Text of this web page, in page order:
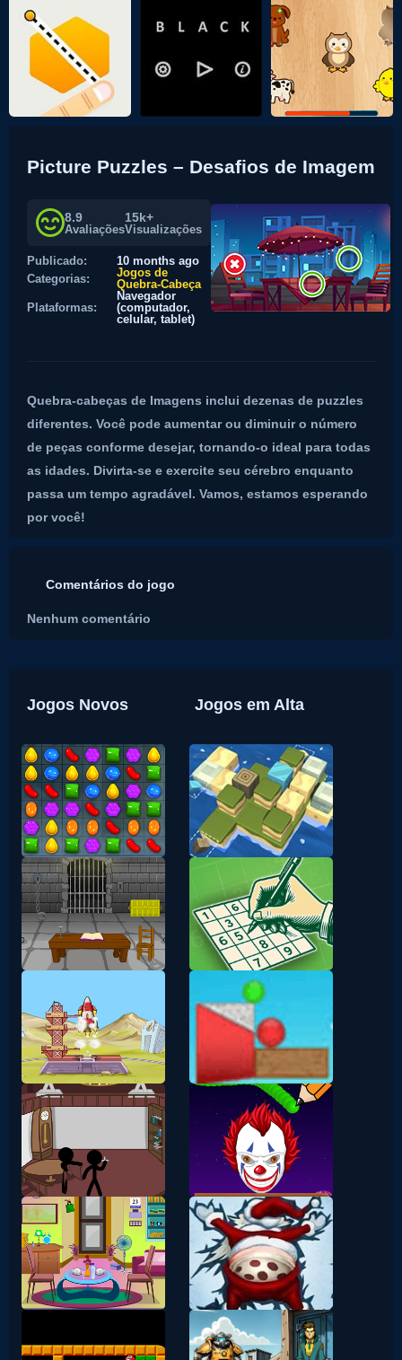
Picture Puzzles – Desafios de Imagem
8.9
Avaliações
15k+
Visualizações
Publicado:
10 months ago
Categorias:
Jogos de
Quebra-Cabeça
Plataformas:
Navegador
(computador,
celular, tablet)
Quebra-cabeças de Imagens inclui dezenas de puzzles
diferentes. Você pode aumentar ou diminuir o número
de peças conforme desejar, tornando-o ideal para todas
as idades. Divirta-se e exercite seu cérebro enquanto
passa um tempo agradável. Vamos, estamos esperando
por você!
Comentários do jogo
Nenhum comentário
Jogos Novos Jogos em Alta